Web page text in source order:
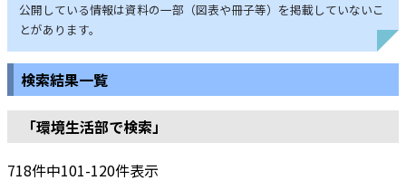
公開している情報は資料の一部（図表や冊子等）を掲載していないこ
とがあります。
検索結果一覧
「環境生活部で検索」
718件中101-120件表示